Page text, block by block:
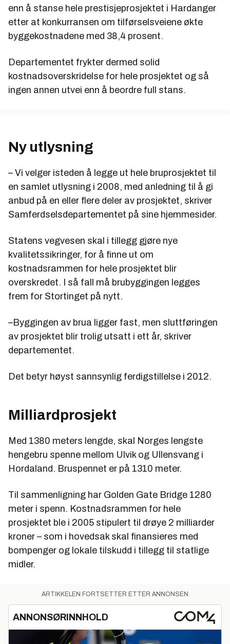
enn å stanse hele prestisjeprosjektet i Hardanger
etter at konkurransen om tilførselsveiene økte
byggekostnadene med 38,4 prosent.
Departementet frykter dermed solid
kostnadsoverskridelse for hele prosjektet og så
ingen annen utvei enn å beordre full stans.
Ny utlysning
– Vi velger isteden å legge ut hele bruprosjektet til
en samlet utlysning i 2008, med anledning til å gi
anbud på en eller flere deler av prosjektet, skriver
Samferdselsdepartementet på sine hjemmesider.
Statens vegvesen skal i tillegg gjøre nye
kvalitetssikringer, for å finne ut om
kostnadsrammen for hele prosjektet blir
overskredet. I så fall må brubyggingen legges
frem for Stortinget på nytt.
–Byggingen av brua ligger fast, men sluttføringen
av prosjektet blir trolig utsatt i ett år, skriver
departementet.
Det betyr høyst sannsynlig ferdigstillelse i 2012.
Milliardprosjekt
Med 1380 meters lengde, skal Norges lengste
hengebru spenne mellom Ulvik og Ullensvang i
Hordaland. Bruspennet er på 1310 meter.
Til sammenligning har Golden Gate Bridge 1280
meter i spenn. Kostnadsrammen for hele
prosjektet ble i 2005 stipulert til drøye 2 milliarder
kroner – som i hovedsak skal finansieres med
bompenger og lokale tilskudd i tillegg til statlige
midler.
ARTIKKELEN FORTSETTER ETTER ANNONSEN
ANNONSØRINNHOLD